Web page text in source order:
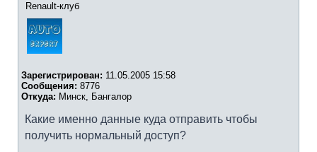
Renault-клуб
Зарегистрирован: 11.05.2005 15:58
Сообщения: 8776
Откуда: Минск, Бангалор
Какие именно данные куда отправить чтобы
получить нормальный доступ?